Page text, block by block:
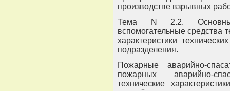
производстве взрывных
Тема N 2.2.
вспомогательные средства
характеристики
подразделения.
Пожарные аварийно-
пожарных аварийно-
технические